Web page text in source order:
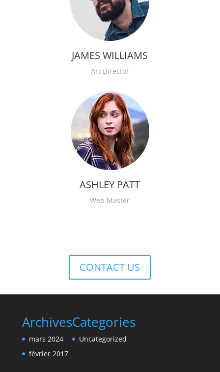
JAMES WILLIAMS
Art Director
ASHLEY PATT
Web Master
CONTACT US
Archives
mars 2024
février 2017
Categories
Uncategorized